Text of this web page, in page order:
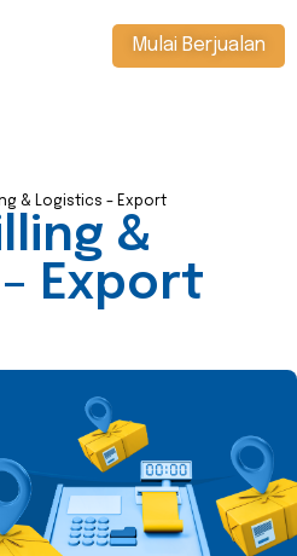
Mulai Berjualan
& Logistics – Export
&
Export